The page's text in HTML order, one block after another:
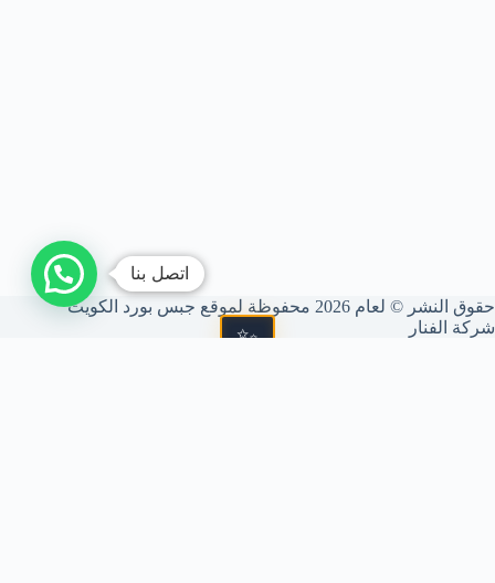
حقوق النشر © لعام 2026 محفوظة لموقع جبس بورد الكويت
شركة الفنار
اتصل بنا